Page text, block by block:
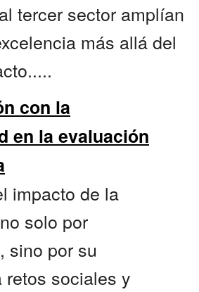
tercer sector amplían
más allá del
con la
en la evaluación
impacto de la
solo por
sino por su
sociales y